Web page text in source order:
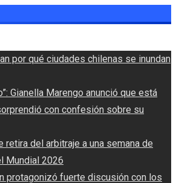
por qué ciudades chilenas se inundan
Gianella Marengo anunció que está
con confesión sobre su
retira del arbitraje a una semana de
Mundial 2026
protagonizó fuerte discusión con los